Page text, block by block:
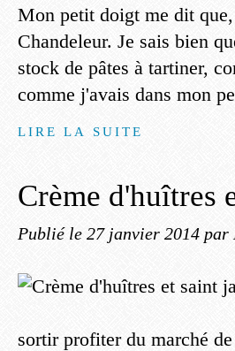
Mon petit doigt me dit
Chandeleur. Je sais bien
stock de pâtes à tartiner,
comme j'avais dans mon
LIRE LA SUITE
Crème d'huîtres
Publié le 27 janvier 2014 par
sortir profiter du marché